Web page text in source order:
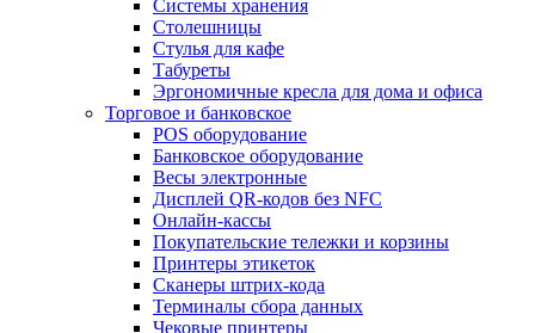
Системы хранения
Столешницы
Стулья для кафе
Табуреты
Эргономичные кресла для дома и офиса
Торговое и банковское
POS оборудование
Банковское оборудование
Весы электронные
Дисплей QR-кодов без NFC
Онлайн-кассы
Покупательские тележки и корзины
Принтеры этикеток
Сканеры штрих-кода
Терминалы сбора данных
Чековые принтеры